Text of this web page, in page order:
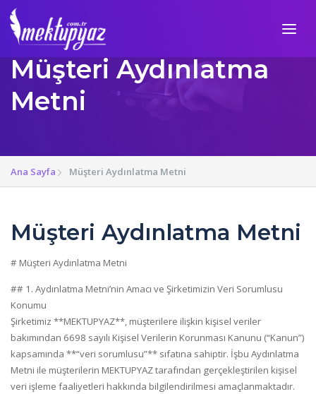
Müşteri Aydınlatma
Metni
Ana Sayfa Müşteri Aydınlatma Metni
Müşteri Aydınlatma Metni
# Müşteri Aydınlatma Metni
## 1. Aydınlatma Metni’nin Amacı ve Şirketimizin Veri Sorumlusu
Konumu
Şirketimiz **MEKTUPYAZ**, müşterilere ilişkin kişisel veriler
bakımından 6698 sayılı Kişisel Verilerin Korunması Kanunu (“Kanun”)
kapsamında **“veri sorumlusu”** sıfatına sahiptir. İşbu Aydınlatma
Metni ile müşterilerin MEKTUPYAZ tarafından gerçekleştirilen kişisel
veri işleme faaliyetleri hakkında bilgilendirilmesi amaçlanmaktadır.